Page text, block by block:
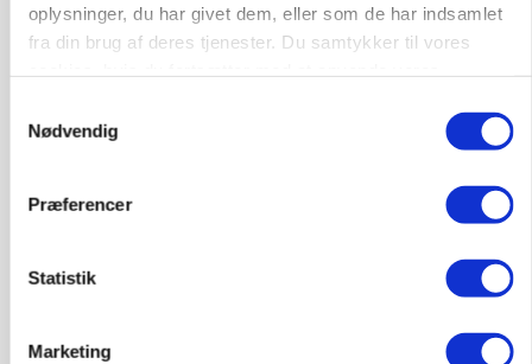
oplysninger, du har givet dem, eller som de har indsamlet
fra din brug af deres tjenester. Du samtykker til vores
Nødvendig
Præferencer
Statistik
Marketing
Rådgiver om DB-Tjek: Små justeringer kan give
store besparelser